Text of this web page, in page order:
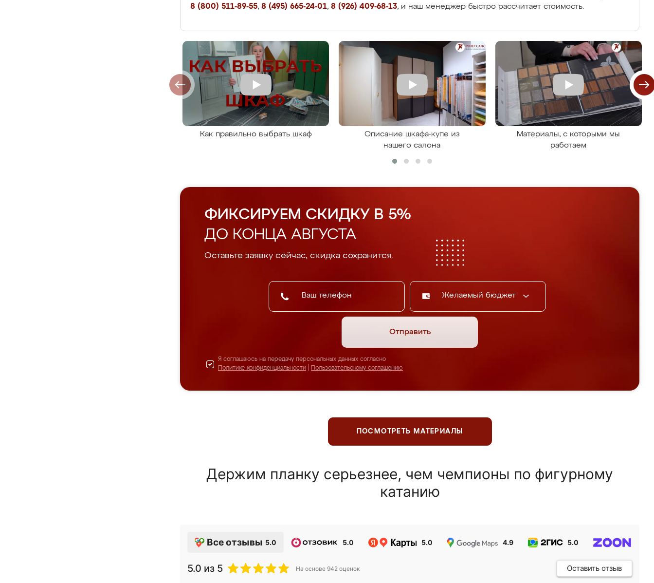
8 (800) 511-89-55, 8 (495) 665-24-01, 8 (926) 409-68-13, и наш менеджер быстро рассчитает стоимость.
Как правильно выбрать шкаф
Описание шкафа-купе из
нашего салона
Материалы, с которыми мы
работаем
ФИКСИРУЕМ СКИДКУ В 5%
ДО КОНЦА АВГУСТА
Оставьте заявку сейчас, скидка сохранится.
Желаемый бюджет
Отправить
Я соглашаюсь на передачу персональных данных согласно
Политике конфиденциальности
Пользовательскому соглашению
ПОСМОТРЕТЬ МАТЕРИАЛЫ
Держим планку серьезнее, чем чемпионы по фигурному
катанию
Все отзывы 5.0 5.0 5.0 4.9 5.0
5.0 из 5 На основе 942 оценок Оставить отзыв